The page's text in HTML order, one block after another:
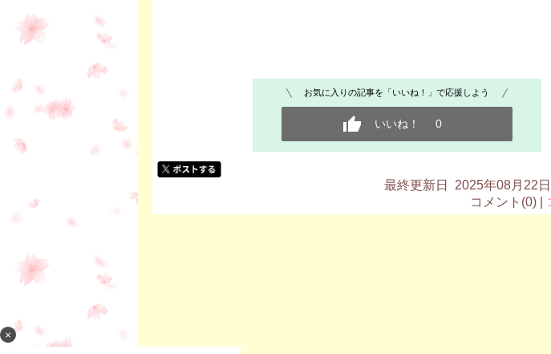
お気に入りの記事を「いいね！」で応援しよう
いいね！ 0
最終更新日 2025年08月22
コメント(0) |
×